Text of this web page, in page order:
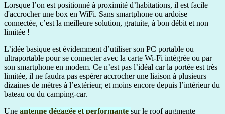
Lorsque l’on est positionné à proximité d’habitations, il est facile
d'accrocher une box en WiFi. Sans smartphone ou ardoise
connectée, c’est la meilleure solution, gratuite, à bon débit et non
limitée !
L’idée basique est évidemment d’utiliser son PC portable ou
ultraportable pour se connecter avec la carte Wi-Fi intégrée ou par
son smartphone en modem. Ce n’est pas l’idéal car la portée est très
limitée, il ne faudra pas espérer accrocher une liaison à plusieurs
dizaines de mètres à l’extérieur, et moins encore depuis l’intérieur du
bateau ou du camping-car.
Une antenne dégagée et performante sur le roof augmente